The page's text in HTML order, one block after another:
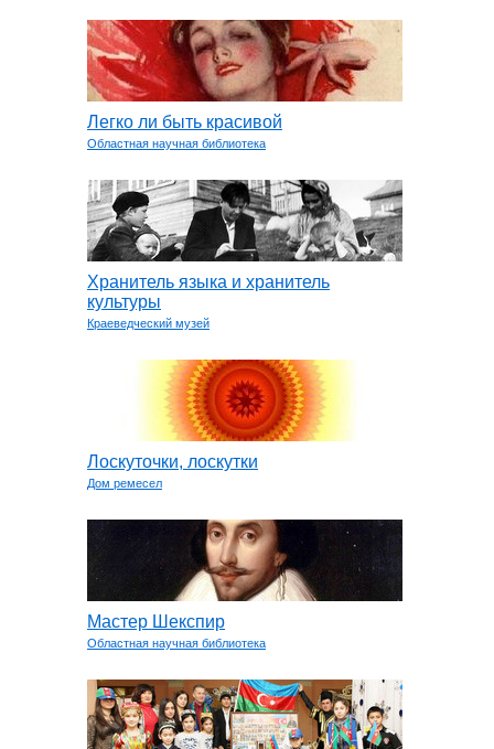
Легко ли быть красивой
Областная научная библиотека
Хранитель языка и хранитель
культуры
Краеведческий музей
Лоскуточки, лоскутки
Дом ремесел
Мастер Шекспир
Областная научная библиотека